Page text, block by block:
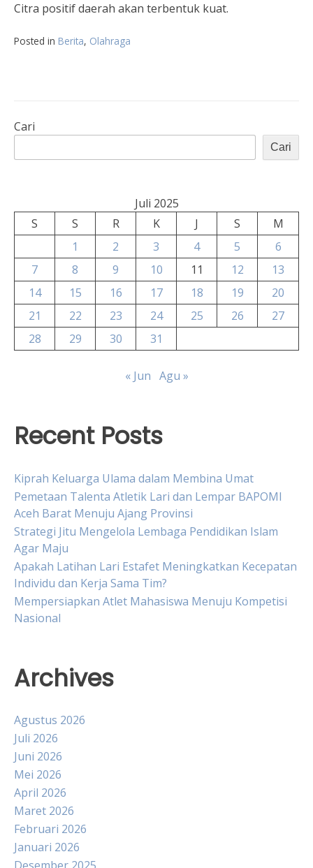
Citra positif daerah akan terbentuk kuat.
Posted in Berita, Olahraga
Cari
Cari
Juli 2025
S
S R K J S
M
1
2 3 4 5
6
7
8 9 10 11 12
13
14
15 16 17 18 19
20
21
22 23 24 25 26
27
28
29 30 31
« Jun Agu »
Recent Posts
Kiprah Keluarga Ulama dalam Membina Umat
Pemetaan Talenta Atletik Lari dan Lempar BAPOMI
Aceh Barat Menuju Ajang Provinsi
Strategi Jitu Mengelola Lembaga Pendidikan Islam
Agar Maju
Apakah Latihan Lari Estafet Meningkatkan Kecepatan
Individu dan Kerja Sama Tim?
Mempersiapkan Atlet Mahasiswa Menuju Kompetisi
Nasional
Archives
Agustus 2026
Juli 2026
Juni 2026
Mei 2026
April 2026
Maret 2026
Februari 2026
Januari 2026